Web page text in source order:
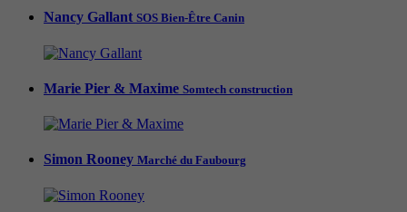
Nancy Gallant SOS Bien-Être Canin
Marie Pier & Maxime Somtech construction
Simon Rooney Marché du Faubourg